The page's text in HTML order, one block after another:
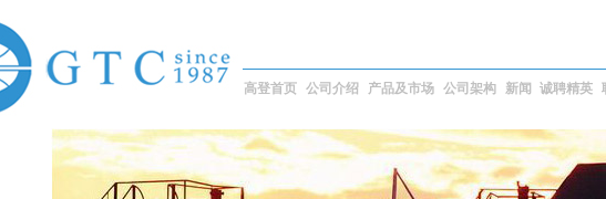
高登首页 公司介绍 产品及市场 公司架构 新闻 诚聘精英